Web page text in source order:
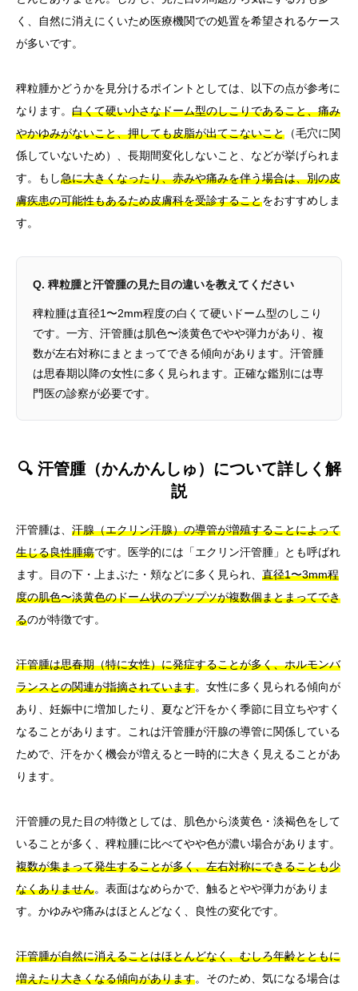
く、自然に消えにくいため医療機関での処置を希望されるケース
が多いです。
稗粒腫かどうかを見分けるポイントとしては、以下の点が参考に
なります。 白くて硬い小さなドーム型のしこりであること、痛み
やかゆみがないこと、押しても皮脂が出てこないこと （毛穴に関
係していないため）、長期間変化しないこと、などが挙げられま
す。もし急に大きくなったり、赤みや痛みを伴う場合は、別の皮
膚疾患の可能性もあるため皮膚科を受診することをおすすめしま
す。
Q. 稗粒腫と汗管腫の見た目の違いを教えてください
稗粒腫は直径1〜2mm程度の白くて硬いドーム型のしこり
です。一方、汗管腫は肌色〜淡黄色でやや弾力があり、複
数が左右対称にまとまってできる傾向があります。汗管腫
は思春期以降の女性に多く見られます。正確な鑑別には専
門医の診察が必要です。
🔍 汗管腫（かんかんしゅ）について詳しく解
説
汗管腫は、 汗腺（エクリン汗腺）の導管が増殖することによって
生じる良性腫瘍です。医学的には「エクリン汗管腫」とも呼ばれ
ます。目の下・上まぶた・頬などに多く見られ、 直径1〜3mm程
度の肌色〜淡黄色のドーム状のプツプツが複数個まとまってでき
るのが特徴です。
汗管腫は思春期（特に女性）に発症することが多く、ホルモンバ
ランスとの関連が指摘されています。女性に多く見られる傾向が
あり、妊娠中に増加したり、夏など汗をかく季節に目立ちやすく
なることがあります。これは汗管腫が汗腺の導管に関係している
ためで、汗をかく機会が増えると一時的に大きく見えることがあ
ります。
汗管腫の見た目の特徴としては、肌色から淡黄色・淡褐色をして
いることが多く、稗粒腫に比べてやや色が濃い場合があります。
複数が集まって発生することが多く、左右対称にできることも少
なくありません。表面はなめらかで、触るとやや弾力がありま
す。かゆみや痛みはほとんどなく、良性の変化です。
汗管腫が自然に消えることはほとんどなく、むしろ年齢とともに
増えたり大きくなる傾向があります。そのため、気になる場合は